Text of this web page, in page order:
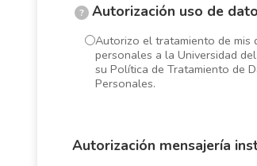
? Autorización uso de
Autorizo el tratamiento de mis
personales a la Universidad
su Política de Tratamiento de
Personales.
Autorización mensajería